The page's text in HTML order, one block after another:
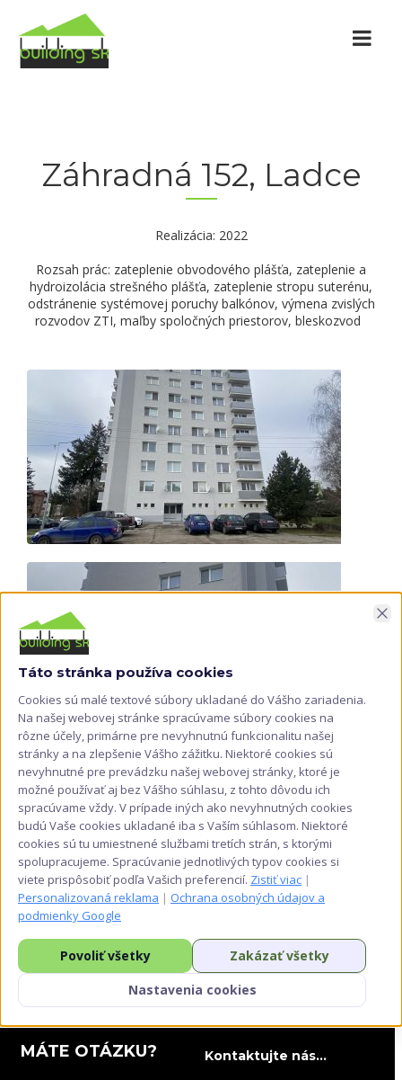
Záhradná 152, Ladce
Realizácia: 2022
Rozsah prác: zateplenie obvodového plášťa, zateplenie a
hydroizolácia strešného plášťa, zateplenie stropu suterénu,
odstránenie systémovej poruchy balkónov, výmena zvislých
rozvodov ZTI, maľby spoločných priestorov, bleskozvod
MÁTE OTÁZKU? Kontaktujte nás...
Táto stránka používa cookies
Cookies sú malé textové súbory ukladané do Vášho zariadenia.
Na našej webovej stránke spracúvame súbory cookies na
rôzne účely, primárne pre nevyhnutnú funkcionalitu našej
stránky a na zlepšenie Vášho zážitku. Niektoré cookies sú
nevyhnutné pre prevádzku našej webovej stránky, ktoré je
možné používať aj bez Vášho súhlasu, z tohto dôvodu ich
spracúvame vždy. V prípade iných ako nevyhnutných cookies
budú Vaše cookies ukladané iba s Vaším súhlasom. Niektoré
cookies sú tu umiestnené službami tretích strán, s ktorými
spolupracujeme. Spracúvanie jednotlivých typov cookies si
viete prispôsobiť podľa Vašich preferencií. Zistiť viac |
Personalizovaná reklama | Ochrana osobných údajov a
podmienky Google
Povoliť všetky
Zakázať všetky
Nastavenia cookies